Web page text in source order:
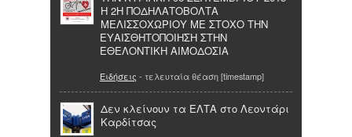
Η 2Η ΠΟΔΗΛΑΤΟΒΟΛΤΑ
ΜΕΛΙΣΣΟΧΩΡΙΟΥ ΜΕ ΣΤΟΧΟ ΤΗΝ
ΕΥΑΙΣΘΗΤΟΠΟΙΗΣΗ ΣΤΗΝ
ΕΘΕΛΟΝΤΙΚΗ ΑΙΜΟΔΟΣΙΑ
Ειδήσεις - τελευταία θέαση [timestamp]
Δεν κλείνουν τα ΕΛΤΑ στο Λεοντάρι
Καρδίτσας